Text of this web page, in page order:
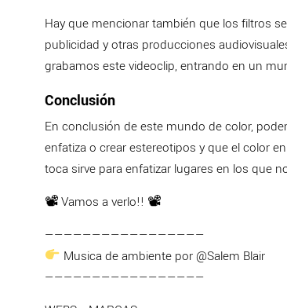
Hay que mencionar también que los filtros
publicidad y otras producciones
grabamos este videoclip, entrando en un
Conclusión
En conclusión de este mundo de color,
enfatiza o crear estereotipos y que el color
toca sirve para enfatizar lugares en los que
📽 Vamos a verlo!! 📽
—————————————————
Musica de ambiente por @Salem Blair
—————————————————